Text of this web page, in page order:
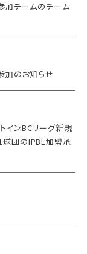
加チームのチーム
加のお知らせ
インBCリーグ新規
球団のIPBL加盟承